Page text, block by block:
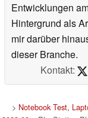
Entwicklungen
Hintergrund als
mir darüber
dieser Branche.
Kontakt:
> Notebook Test,